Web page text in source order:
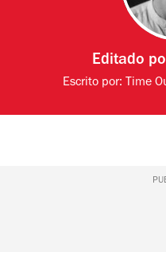
Editado
Escrito por:Time